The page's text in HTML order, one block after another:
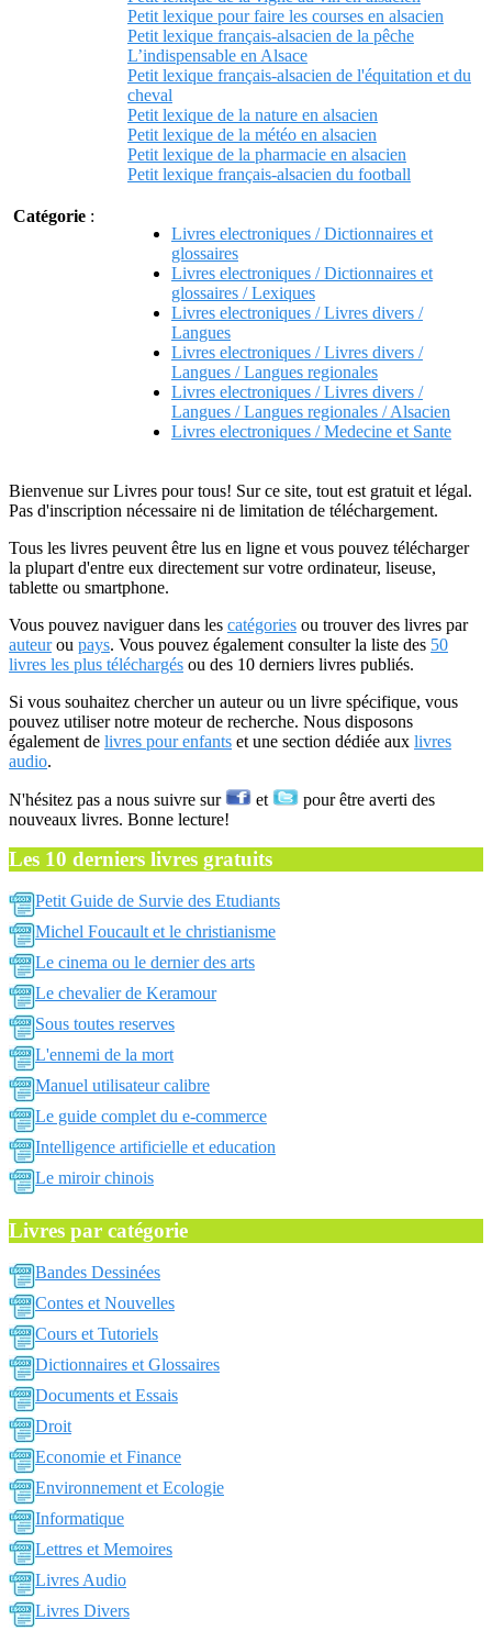
Petit lexique pour faire les courses en alsacien
Petit lexique français-alsacien de la pêche
L’indispensable en Alsace
Petit lexique français-alsacien de l'équitation et du
cheval
Petit lexique de la nature en alsacien
Petit lexique de la météo en alsacien
Petit lexique de la pharmacie en alsacien
Petit lexique français-alsacien du football
Catégorie :
Livres electroniques / Dictionnaires et
glossaires
Livres electroniques / Dictionnaires et
glossaires / Lexiques
Livres electroniques / Livres divers /
Langues
Livres electroniques / Livres divers /
Langues / Langues regionales
Livres electroniques / Livres divers /
Langues / Langues regionales / Alsacien
Livres electroniques / Medecine et Sante
Bienvenue sur Livres pour tous! Sur ce site, tout est gratuit et légal.
Pas d'inscription nécessaire ni de limitation de téléchargement.
Tous les livres peuvent être lus en ligne et vous pouvez télécharger
la plupart d'entre eux directement sur votre ordinateur, liseuse,
tablette ou smartphone.
Vous pouvez naviguer dans les catégories ou trouver des livres par
auteurou pays. Vous pouvez également consulter la liste des 50
livres les plus téléchargés ou des 10 derniers livres publiés.
Si vous souhaitez chercher un auteur ou un livre spécifique, vous
pouvez utiliser notre moteur de recherche. Nous disposons
également de livres pour enfants et une section dédiée aux livres
audio.
N'hésitez pas a nous suivre sur et
pour être averti des
nouveaux livres. Bonne lecture!
Les 10 derniers livres gratuits
Petit Guide de Survie des Etudiants
Michel Foucault et le christianisme
Le cinema ou le dernier des arts
Le chevalier de Keramour
Sous toutes reserves
L'ennemi de la mort
Manuel utilisateur calibre
Le guide complet du e-commerce
Intelligence artificielle et education
Le miroir chinois
Livres par catégorie
Bandes Dessinées
Contes et Nouvelles
Cours et Tutoriels
Dictionnaires et Glossaires
Documents et Essais
Droit
Economie et Finance
Environnement et Ecologie
Informatique
Lettres et Memoires
Livres Audio
Livres Divers